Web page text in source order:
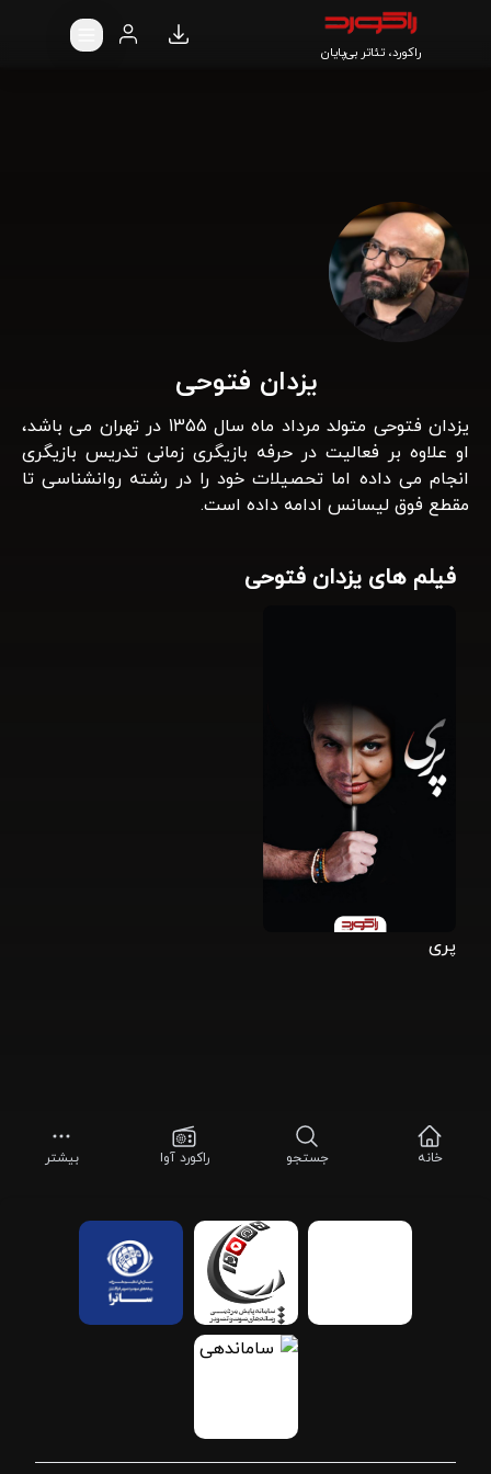
راکورد، تئاتر بی‌پایان
یزدان فتوحی
یزدان فتوحی متولد مرداد ماه سال 1355 در تهران می باشد،
او علاوه بر فعالیت در حرفه بازیگری زمانی تدریس بازیگری
انجام می داده اما تحصیلات خود را در رشته روانشناسی تا
مقطع فوق لیسانس ادامه داده است.
فیلم های یزدان فتوحی
پری
خانه جستجو راکورد آوا بیشتر